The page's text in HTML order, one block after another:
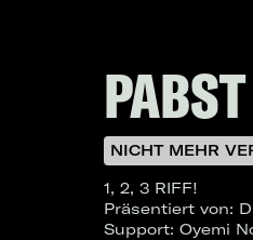
NICHT MEHR
1, 2, 3 RIFF!
Präsentiert von:
Support: Oyemi